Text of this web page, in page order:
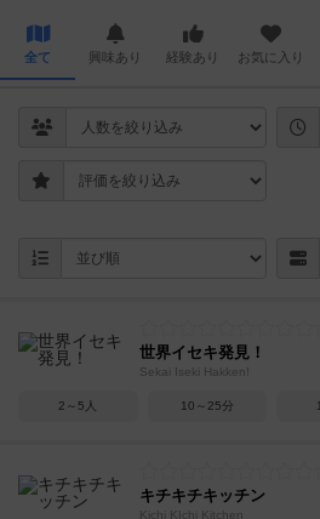
全て 興味あり 経験あり お気に入り
世界イセキ発見！
Sekai Iseki Hakken!
2～5人 10～25分
キチキチキッチン
Kichi KIchi Kitchen